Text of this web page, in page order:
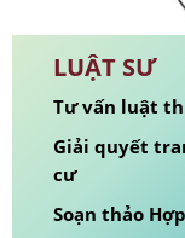
LUẬT SƯ
Tư vấn luật
Giải quyết
cư
Soạn thảo